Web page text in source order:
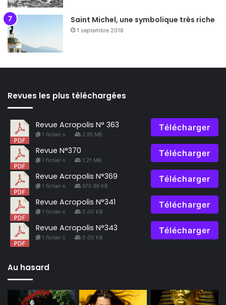
Saint Michel, une symbolique très riche
1 septembre 2018
Revues les plus téléchargées
Revue Acropolis N° 363
1 fichier·s 2.95 MB
Télécharger
Revue N°370
1 fichier·s 1.21 MB
Télécharger
Revue Acropolis N°369
1 fichier·s 970.89 KB
Télécharger
Revue Acropolis N°341
1 fichier·s 0.00 KB
Télécharger
Revue Acropolis N°343
1 fichier·s 0.00 KB
Télécharger
Au hasard